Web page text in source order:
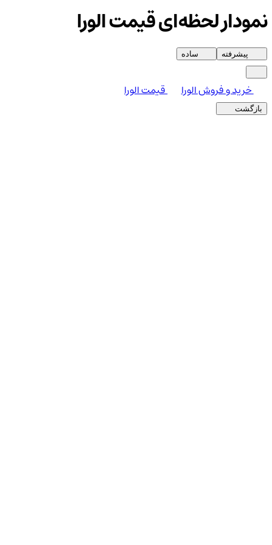
نمودار لحظه‌ای قیمت الورا
پیشرفته ساده
خرید و فروش الورا قیمت الورا
بازگشت